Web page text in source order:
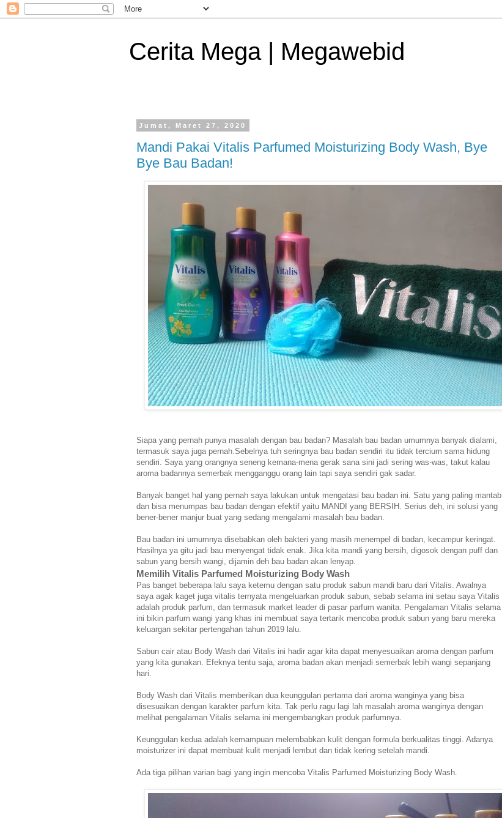
Cerita Mega | Megawebid
Jumat, Maret 27, 2020
Mandi Pakai Vitalis Parfumed Moisturizing Body Wash, Bye
Bye Bau Badan!
Siapa yang pernah punya masalah dengan bau badan? Masalah bau badan umumnya banyak dialami,
termasuk saya juga pernah.Sebelnya tuh seringnya bau badan sendiri itu tidak tercium sama hidung
sendiri. Saya yang orangnya seneng kemana-mena gerak sana sini jadi sering was-was, takut kalau
aroma badannya semerbak mengganggu orang lain tapi saya sendiri gak sadar.
Banyak banget hal yang pernah saya lakukan untuk mengatasi bau badan ini. Satu yang paling mantab
dan bisa menumpas bau badan dengan efektif yaitu MANDI yang BERSIH. Serius deh, ini solusi yang
bener-bener manjur buat yang sedang mengalami masalah bau badan.
Bau badan ini umumnya disebabkan oleh bakteri yang masih menempel di badan, kecampur keringat.
Hasilnya ya gitu jadi bau menyengat tidak enak. Jika kita mandi yang bersih, digosok dengan puff dan
sabun yang bersih wangi, dijamin deh bau badan akan lenyap.
Memilih Vitalis Parfumed Moisturizing Body Wash
Pas banget beberapa lalu saya ketemu dengan satu produk sabun mandi baru dari Vitalis. Awalnya
saya agak kaget juga vitalis ternyata mengeluarkan produk sabun, sebab selama ini setau saya Vitalis
adalah produk parfum, dan termasuk market leader di pasar parfum wanita. Pengalaman Vitalis selama
ini bikin parfum wangi yang khas ini membuat saya tertarik mencoba produk sabun yang baru mereka
keluargan sekitar pertengahan tahun 2019 lalu.
Sabun cair atau Body Wash dari Vitalis ini hadir agar kita dapat menyesuaikan aroma dengan parfum
yang kita gunakan. Efeknya tentu saja, aroma badan akan menjadi semerbak lebih wangi sepanjang
hari.
Body Wash dari Vitalis memberikan dua keunggulan pertama dari aroma wanginya yang bisa
disesuaikan dengan karakter parfum kita. Tak perlu ragu lagi lah masalah aroma wanginya dengan
melihat pengalaman Vitalis selama ini mengembangkan produk parfumnya.
Keunggulan kedua adalah kemampuan melembabkan kulit dengan formula berkualitas tinggi. Adanya
moisturizer ini dapat membuat kulit menjadi lembut dan tidak kering setelah mandi.
Ada tiga pilihan varian bagi yang ingin mencoba Vitalis Parfumed Moisturizing Body Wash.